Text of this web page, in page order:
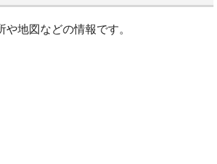
や地図などの情報です。